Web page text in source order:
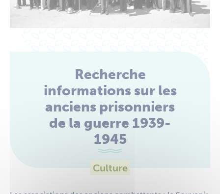
Recherche
informations sur les
anciens prisonniers
de la guerre 1939-
1945
Culture